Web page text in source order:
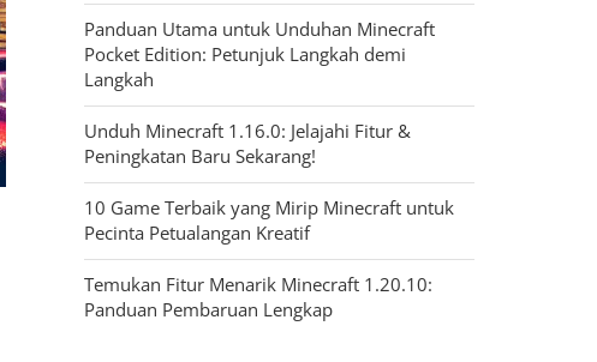
Panduan Utama untuk Unduhan Minecraft
Pocket Edition: Petunjuk Langkah demi
Langkah
Unduh Minecraft 1.16.0: Jelajahi Fitur &
Peningkatan Baru Sekarang!
10 Game Terbaik yang Mirip Minecraft untuk
Pecinta Petualangan Kreatif
Temukan Fitur Menarik Minecraft 1.20.10:
Panduan Pembaruan Lengkap